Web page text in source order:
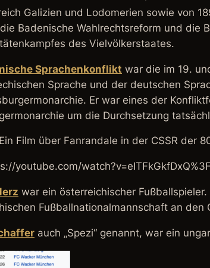
Galizien und Lodomerien sowie von
Badenische Wahlrechtsreform und die
des Vielvölkerstaates.
Sprachenkonflikt war die im 19.
Sprache und der deutschen
Er war eines der
um die Durchsetzung
Ein Film über Fanrandale in der CSSR der
youtube.com/
war ein österreichischer
Fußballnationalmannschaft an den
auch „Spezi“ genannt, war ein